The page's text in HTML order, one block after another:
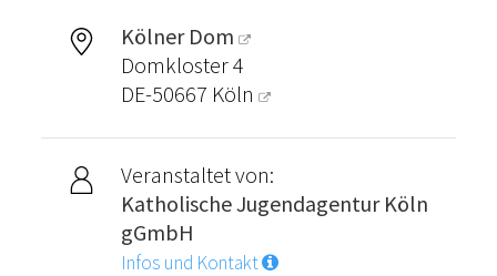
Kölner Dom
Domkloster 4
DE-50667 Köln
Veranstaltet von:
Katholische Jugendagentur Köln
gGmbH
Infos und Kontakt